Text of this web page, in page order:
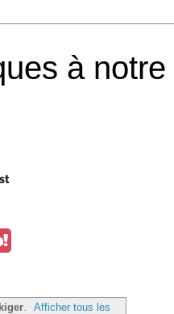
à
.
Afficher tous les